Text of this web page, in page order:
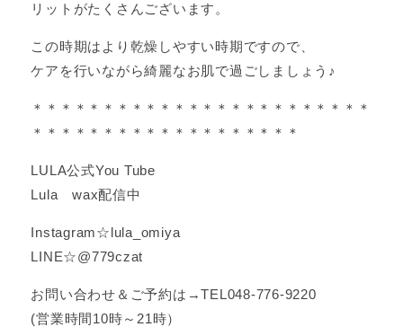
リットがたくさんございます。
この時期はより乾燥しやすい時期ですので、
ケアを行いながら綺麗なお肌で過ごしましょう♪
＊＊＊＊＊＊＊＊＊＊＊＊＊＊＊＊＊＊＊＊＊＊＊＊
＊＊＊＊＊＊＊＊＊＊＊＊＊＊＊＊＊＊＊
LULA公式You Tube
Lula wax配信中
Instagram☆lula_omiya
LINE☆@779czat
お問い合わせ＆ご予約は→TEL048-776-9220
(営業時間10時～21時）